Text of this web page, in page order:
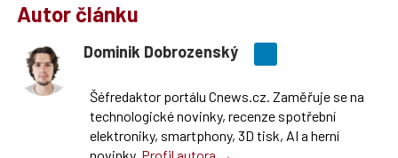
Autor článku
Dominik Dobrozenský
Šéfredaktor portálu Cnews.cz. Zaměřuje se na
technologické novinky, recenze spotřební
elektroniky, smartphony, 3D tisk, AI a herní